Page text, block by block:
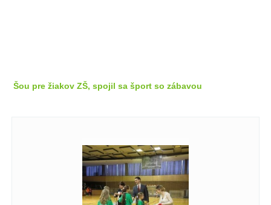
Šou pre žiakov ZŠ, spojil sa šport so zábavou